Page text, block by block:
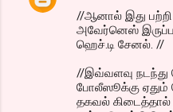
//ஆனால் இது பற்றி
அவேர்னெஸ்
ஹெச்.டி சேனல். //
//இவ்வளவு நடந்து
போலீஸூக்கு ஏதும்
தகவல்